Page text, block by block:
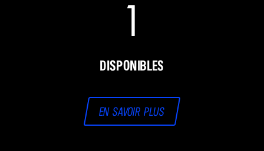
1
disponibles
En savoir plus